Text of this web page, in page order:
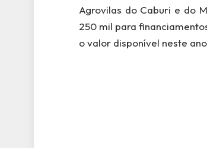
Agrovilas do Caburi e do
250 mil para
o valor disponível neste